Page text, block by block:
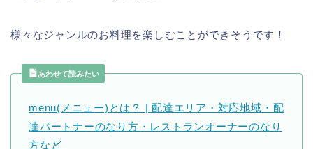
様々なジャンルのお料理を楽しむことができそうです！
あわせて読みたい
menu(メニュー)とは？ | 配達エリア・対応地域・配
達パートナーのなり方・レストランオーナーのなり
方など